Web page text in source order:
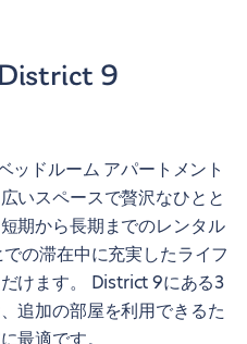
9
ドルーム アパートメント
いスペースで贅沢なひとと
期から長期までのレンタル
の滞在中に充実したライフ
けます。 District 9にある3
追加の部屋を利用できるた